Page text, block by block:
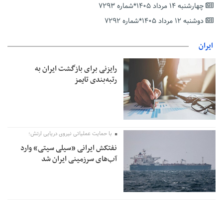
هشدار معاون وظیفه عمومی گیلان به سربازان فراری؛ اعطای
معافیت شایعه است
ندارد
پس از استعفا
چهارشنبه ۱۴ مرداد ۱۴۰۵*شماره ۷۲۹۳
دوشنبه ۱۲ مرداد ۱۴۰۵*شماره ۷۲۹۲
ایران
رایزنی برای بازگشت ایران به
رتبه‌بندی تایمز
با حمایت عملیاتی نیروی دریایی ارتش؛
نفتکش ایرانی «سیلی سیتی» وارد
آب‌های سرزمینی ایران شد